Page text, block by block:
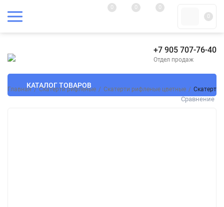
0 0
0
0
+7 905 707-76-40
Отдел продаж
КАТАЛОГ ТОВАРОВ
Главная / Скатерти рифленые / Скатерти рифленые цветные / Скатерть
Сравнение